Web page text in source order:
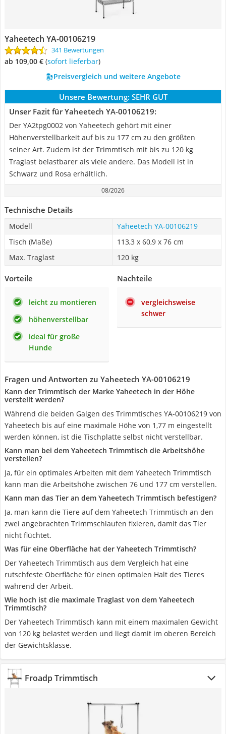
Yaheetech YA-00106219
341 Bewertungen
ab 109,00 € ( Sofort lieferbar)
Preisvergleich und weitere Angebote
Unsere Bewertung: SEHR GUT
Unser Fazit für Yaheetech YA-00106219:
Der YA2tpg0002 von Yaheetech gehört mit einer
Höhenverstellbarkeit auf bis zu 177 cm zu den größten
seiner Art. Zudem ist der Trimmtisch mit bis zu 120 kg
Traglast belastbarer als viele andere. Das Modell ist in
Schwarz und Rosa erhältlich.
08/2026
Technische Details
Modell
Yaheetech YA-00106219
Tisch (Maße)
113,3 x 60,9 x 76 cm
Max. Traglast
120 kg
Vorteile
leicht zu montieren
höhenverstellbar
ideal für große
Hunde
Nachteile
vergleichsweise
schwer
Fragen und Antworten zu Yaheetech YA-00106219
Kann der Trimmtisch der Marke Yaheetech in der Höhe
verstellt werden?
Während die beiden Galgen des Trimmtisches YA-00106219 von
Yaheetech bis auf eine maximale Höhe von 1,77 m eingestellt
werden können, ist die Tischplatte selbst nicht verstellbar.
Kann man bei dem Yaheetech Trimmtisch die Arbeitshöhe
verstellen?
Ja, für ein optimales Arbeiten mit dem Yaheetech Trimmtisch
kann man die Arbeitshöhe zwischen 76 und 177 cm verstellen.
Kann man das Tier an dem Yaheetech Trimmtisch befestigen?
Ja, man kann die Tiere auf dem Yaheetech Trimmtisch an den
zwei angebrachten Trimmschlaufen fixieren, damit das Tier
nicht flüchtet.
Was für eine Oberfläche hat der Yaheetech Trimmtisch?
Der Yaheetech Trimmtisch aus dem Vergleich hat eine
rutschfeste Oberfläche für einen optimalen Halt des Tieres
während der Arbeit.
Wie hoch ist die maximale Traglast von dem Yaheetech
Trimmtisch?
Der Yaheetech Trimmtisch kann mit einem maximalen Gewicht
von 120 kg belastet werden und liegt damit im oberen Bereich
der Gewichtsklasse.
Froadp Trimmtisch